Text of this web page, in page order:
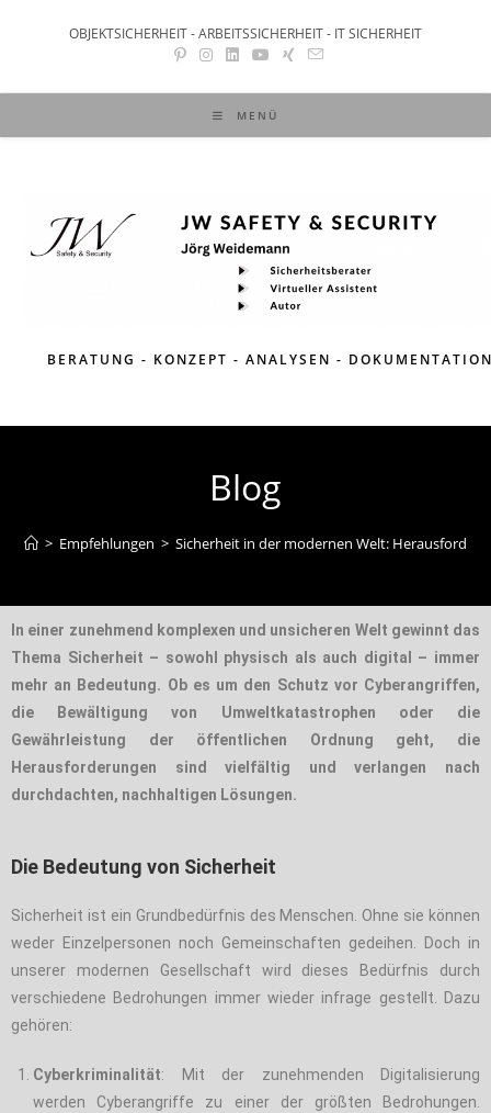
OBJEKTSICHERHEIT - ARBEITSSICHERHEIT - IT SICHERHEIT
MENÜ
BERATUNG - KONZEPT - ANALYSEN -
Blog
> Empfehlungen > Sicherheit in der modernen Welt:
In einer zunehmend komplexen und unsicheren Welt gewinnt das
Thema Sicherheit – sowohl physisch als auch digital – immer
mehr an Bedeutung. Ob es um den Schutz vor Cyberangriffen,
die Bewältigung von Umweltkatastrophen oder die
Gewährleistung der öffentlichen Ordnung geht, die
Herausforderungen sind vielfältig und verlangen nach
durchdachten, nachhaltigen Lösungen.
Die Bedeutung von Sicherheit
Sicherheit ist ein Grundbedürfnis des Menschen. Ohne sie können
weder Einzelpersonen noch Gemeinschaften gedeihen. Doch in
unserer modernen Gesellschaft wird dieses Bedürfnis durch
verschiedene Bedrohungen immer wieder infrage gestellt. Dazu
gehören:
Cyberkriminalität: Mit der zunehmenden Digitalisierung
werden Cyberangriffe zu einer der größten Bedrohungen.